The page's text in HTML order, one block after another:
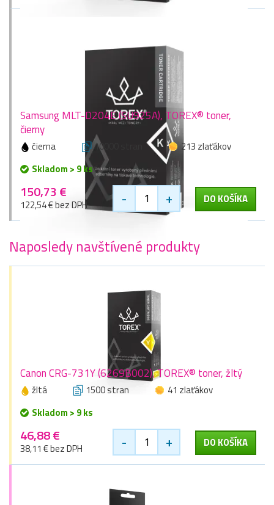
Samsung MLT-D204E (SU925A), TOREX® toner,
čierny
čierna 10000 stran
213 zlaťákov
Skladom > 9 ks
150,73 €
122,54 € bez DPH - + DO KOŠÍKA
Naposledy navštívené produkty
Canon CRG-731Y (6269B002), TOREX® toner, žltý
žltá 1500 stran
41 zlaťákov
Skladom > 9 ks
46,88 €
38,11 € bez DPH - + DO KOŠÍKA